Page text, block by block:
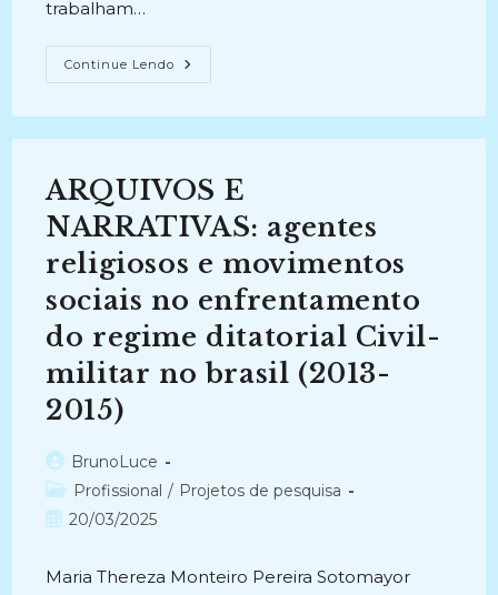
trabalham…
Continue Lendo MEMÓRIA,
DOCUMENTO
Sobre
E
Participação
Popular
(2014)
ARQUIVOS E
NARRATIVAS: agentes
religiosos e movimentos
sociais no enfrentamento
do regime ditatorial Civil-
militar no brasil (2013-
2015)
Autor
do
post:
BrunoLuce
Categoria
do
Profissional / Projetos de pesquisa
Post20/03/2025
Maria Thereza Monteiro Pereira Sotomayor